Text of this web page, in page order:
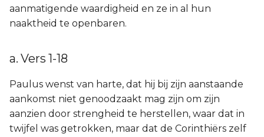
aanmatigende waardigheid en ze in al hun
naaktheid te openbaren.
a. Vers 1-18
Paulus wenst van harte, dat hij bij zijn aanstaande
aankomst niet genoodzaakt mag zijn om zijn
aanzien door strengheid te herstellen, waar dat in
twijfel was getrokken, maar dat de Corinthiërs zelf